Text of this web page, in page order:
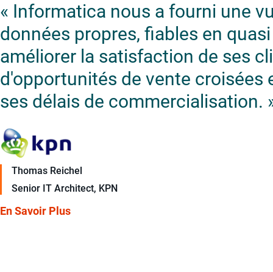
« Informatica nous a fourni une
données propres, fiables en
améliorer la satisfaction de ses
d'opportunités de vente croisées
ses délais de commercialisation.
Thomas Reichel
Senior IT Architect, KPN
En Savoir Plus